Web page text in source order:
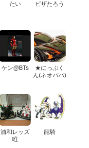
たい ピザたろう
ケン@BTs
★にっぷく
ん(ネオパパ)
浦和レッズ
唯
龍騎